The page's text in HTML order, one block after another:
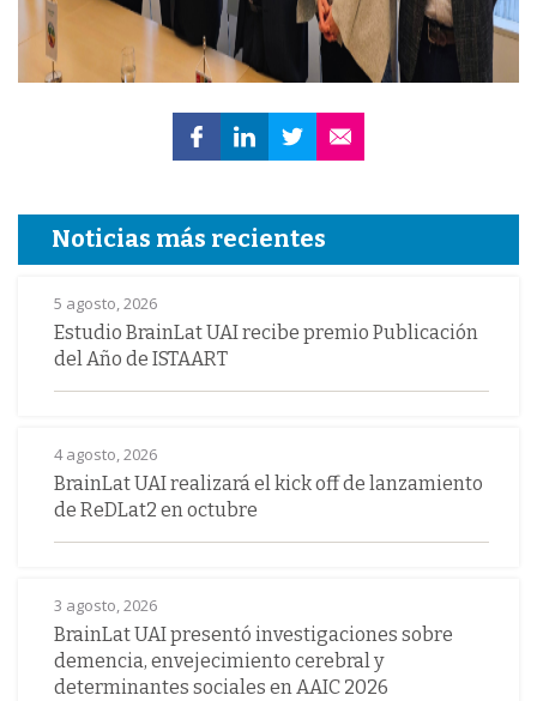
Noticias más recientes
5 agosto, 2026
Estudio BrainLat UAI recibe premio Publicación
del Año de ISTAART
4 agosto, 2026
BrainLat UAI realizará el kick off de lanzamiento
de ReDLat2 en octubre
3 agosto, 2026
BrainLat UAI presentó investigaciones sobre
demencia, envejecimiento cerebral y
determinantes sociales en AAIC 2026